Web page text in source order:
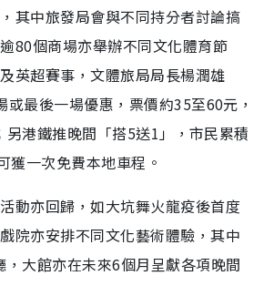
其中旅發局會與不同持分者討論搞
80個商場亦舉辦不同文化體育節
英超賽事，文體旅局局長楊潤雄
最後一場優惠，票價約35至60元，
另港鐵推晚間「搭5送1」，市民累積
獲一次免費本地車程。
動亦回歸，如大坑舞火龍疫後首度
院亦安排不同文化藝術體驗，其中
大館亦在未來6個月呈獻各項晚間